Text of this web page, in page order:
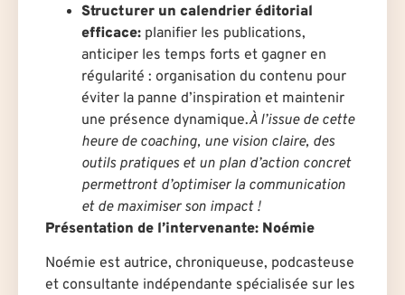
Structurer un calendrier éditorial
efficace: planifier les publications,
anticiper les temps forts et gagner en
régularité : organisation du contenu pour
éviter la panne d’inspiration et maintenir
une présence dynamique.À l’issue de cette
heure de coaching, une vision claire, des
outils pratiques et un plan d’action concret
permettront d’optimiser la communication
et de maximiser son impact !
Présentation de l’intervenante: Noémie
Noémie est autrice, chroniqueuse, podcasteuse
et consultante indépendante spécialisée sur les